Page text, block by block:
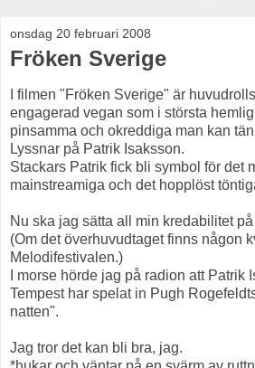
onsdag 20 februari 2008
Fröken Sverige
I filmen "Fröken Sverige" är
engagerad vegan som i största
pinsamma och okreddiga man kan
Lyssnar på Patrik Isaksson.
Stackars Patrik fick bli symbol för det
mainstreamiga och det hopplöst
Nu ska jag sätta all min kredabilitet
(Om det överhuvudtaget finns någon
Melodifestivalen.)
I morse hörde jag på radion att Patrik
Tempest har spelat in Pugh
natten".
Jag tror det kan bli bra, jag.